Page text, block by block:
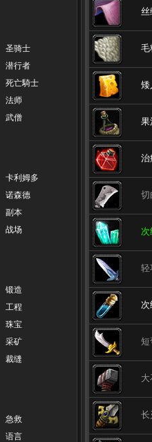
圣骑士
潜行者
死亡騎士
法师
武僧
卡利姆多
诺森德
副本
战场
锻造
工程
珠宝
采矿
裁缝
急救
语言
丝
毛
矮
果
治
切
次
轻
次
短
大
长